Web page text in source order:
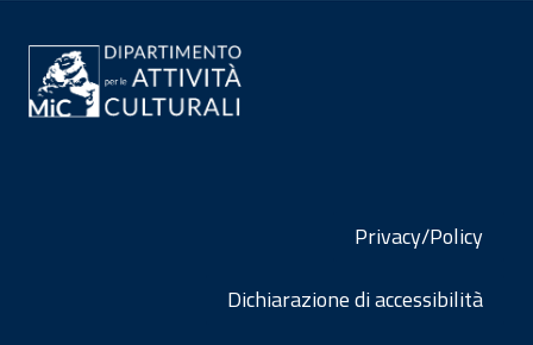
Privacy/Policy
Dichiarazione di accessibilità